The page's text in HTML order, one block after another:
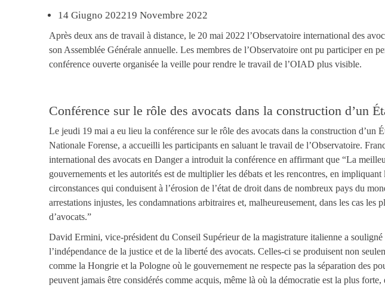
14 Giugno 202219 Novembre 2022
Après deux ans de travail à distance, le 20 mai 2022 l’Observatoire international des
son Assemblée Générale annuelle. Les membres de l’Observatoire ont pu participer en
conférence ouverte organisée la veille pour rendre le travail de l’OIAD plus visible.
Conférence sur le rôle des avocats dans la construction d’un
Le jeudi 19 mai a eu lieu la conférence sur le rôle des avocats dans la construction d’un
Nationale Forense, a accueilli les participants en saluant le travail de l’Observatoire.
international des avocats en Danger a introduit la conférence en affirmant que “La
gouvernements et les autorités est de multiplier les débats et les rencontres, en
circonstances qui conduisent à l’érosion de l’état de droit dans de nombreux pays du
arrestations injustes, les condamnations arbitraires et, malheureusement, dans les cas les
d’avocats.”
David Ermini, vice-président du Conseil Supérieur de la magistrature italienne a souligné
l’indépendance de la justice et de la liberté des avocats. Celles-ci se produisent non
comme la Hongrie et la Pologne où le gouvernement ne respecte pas la séparation des
peuvent jamais être considérés comme acquis, même là où la démocratie est la plus